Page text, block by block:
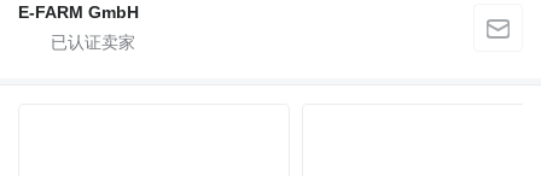
E-FARM GmbH